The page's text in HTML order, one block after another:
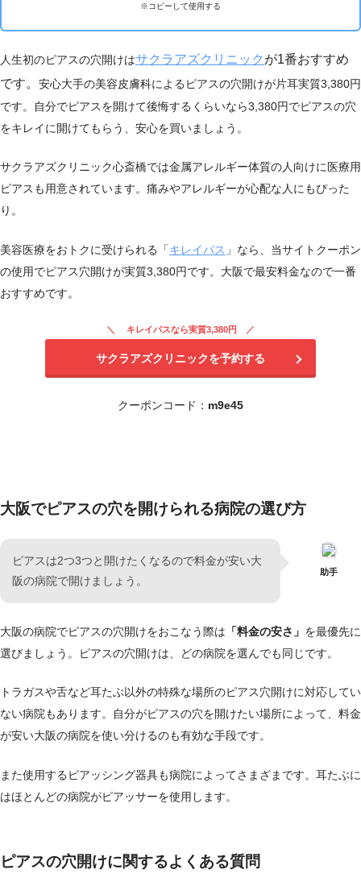
※コピーして使用する
人生初のピアスの穴開けはサクラアズクリニック が1番おすすめ
です。 安心大手の美容皮膚科によるピアスの穴開けが片耳実質3,380円
です。自分でピアスを開けて後悔するくらいなら3,380円でピアスの穴
をキレイに開けてもらう、安心を買いましょう。
サクラアズクリニック心斎橋では金属アレルギー体質の人向けに医療用
ピアスも用意されています。痛みやアレルギーが心配な人にもぴった
り。
美容医療をおトクに受けられる「キレイパス 」なら、当サイトクーポン
の使用でピアス穴開けが実質3,380円です。大阪で最安料金なので一番
おすすめです。
キレイパスなら実質3,380円
サクラアズクリニックを予約する
クーポンコード： m9e45
大阪でピアスの穴を開けられる病院の選び方
ピアスは2つ3つと開けたくなるので料金が安い大
阪の病院で開けましょう。
助手
大阪の病院でピアスの穴開けをおこなう際は 「料金の安さ」 を最優先に
選びましょう。ピアスの穴開けは、どの病院を選んでも同じです。
トラガスや舌など耳たぶ以外の特殊な場所のピアス穴開けに対応してい
ない病院もあります。自分がピアスの穴を開けたい場所によって、料金
が安い大阪の病院を使い分けるのも有効な手段です。
また使用するピアッシング器具も病院によってさまざまです。耳たぶに
はほとんどの病院がピアッサーを使用します。
ピアスの穴開けに関するよくある質問